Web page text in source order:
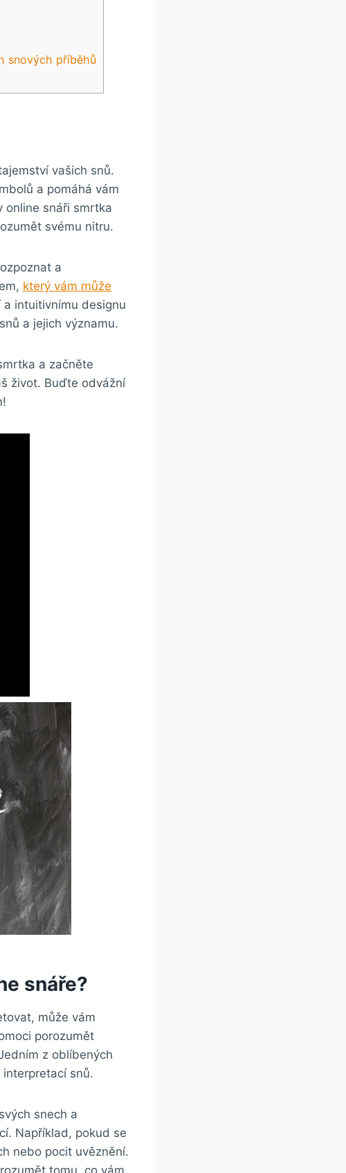
snových příběhů
vašich snů.
a pomáhá vám
online snáři smrtka
svému nitru.
a
který vám může
intuitivnímu designu
a jejich významu.
a začněte
život. Buďte odvážní
snáře?
může vám
porozumět
z oblíbených
snů.
snech a
Například, pokud se
nebo pocit uvěznění.